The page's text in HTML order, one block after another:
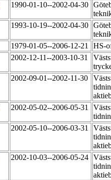
1990-01-10--2002-04-30
1993-10-19--2002-04-30
1979-01-05--2006-12-21
HS-
2002-12-11--2003-10-31
2002-09-01--2002-11-30
2002-05-02--2006-05-31
2002-05-10--2006-03-31
2002-10-03--2006-05-24